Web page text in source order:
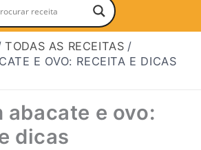
TODAS AS RECEITAS
E OVO: RECEITA E DICAS
abacate e ovo:
dicas